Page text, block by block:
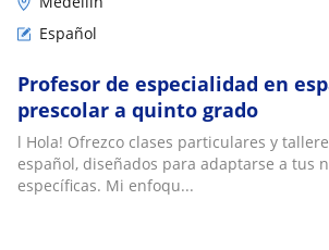
Español
Profesor de especialidad en
prescolar a quinto grado
l Hola! Ofrezco clases particulares y
español, diseñados para adaptarse a tus
específicas. Mi enfoqu...